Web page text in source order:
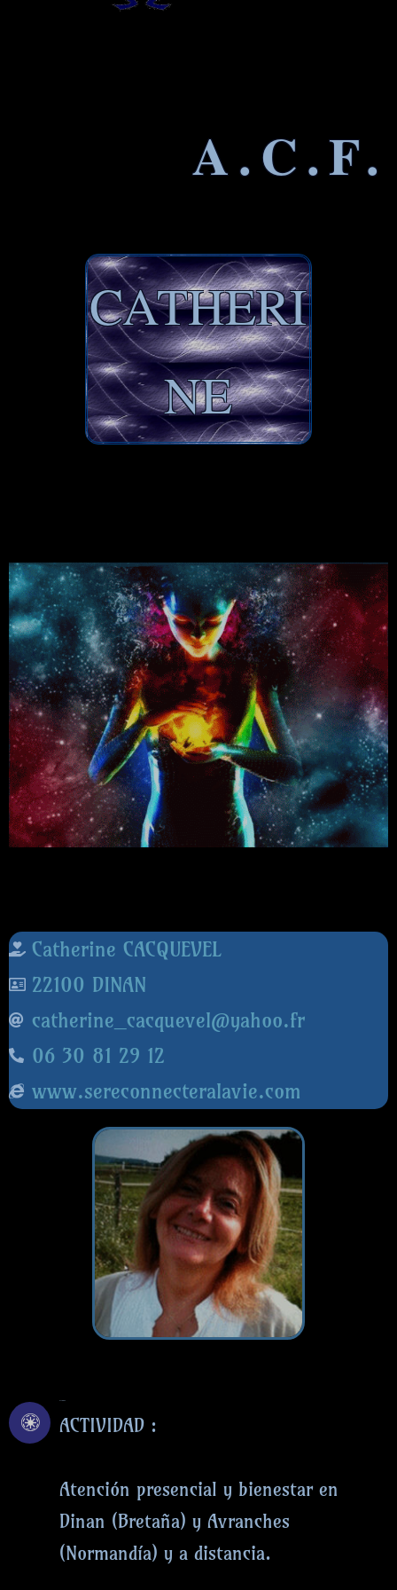
A.C.F.
CATHERI
NE
Catherine CACQUEVEL
22100 DINAN
catherine_cacquevel@yahoo.fr
06 30 81 29 12
www.sereconnecteralavie.com
ACTIVIDAD :
Atención presencial y bienestar en
Dinan (Bretaña) y Avranches
(Normandía) y a distancia.